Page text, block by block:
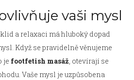
vaši mysl
a relaxaci má hluboký dopad
Když se pravidelně věnujeme
je footfetish masáž, otevírají se
Vaše mysl je uzpůsobena